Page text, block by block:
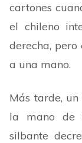
cartones
el chileno
derecha,
a una mano.
Más tarde,
la mano de
silbante